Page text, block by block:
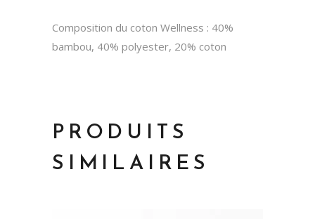
Composition du coton Wellness : 40%
bambou, 40% polyester, 20% coton
PRODUITS
SIMILAIRES